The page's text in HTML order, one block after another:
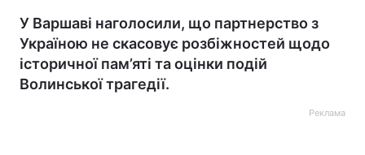
У Варшаві наголосили, що партнерство з
Україною не скасовує розбіжностей щодо
історичної пам’яті та оцінки подій
Волинської трагедії.
Реклама